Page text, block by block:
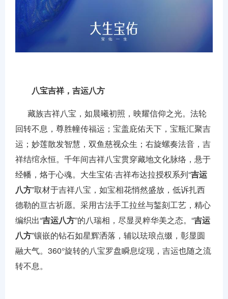
八宝吉祥，吉运八方
藏族吉祥八宝，如晨曦初照，映耀信仰之光。法轮
回转不息，尊胜幢传福运；宝盖庇佑天下，宝瓶汇聚吉
运；妙莲散发智慧，双鱼慈视众生；右旋螺奏法音，吉
祥结绾永恒。千年间吉祥八宝贯穿藏地文化脉络，悬于
经幡，烙于心魂。大生宝佑·吉祥布达拉授权系列“吉运
八方”取材于吉祥八宝，如宝相花悄然盛放，低诉扎西
德勒的亘古祈愿。采用古法手工拉丝与錾刻工艺，精心
编织出“吉运八方”的八瑞相，尽显灵粹华美之态。“吉运
八方”镶嵌的钻石如星辉洒落，辅以珐琅点缀，彰显圆
融大气。360°旋转的八宝罗盘瞬息绽现，吉运也随之流
转不息。